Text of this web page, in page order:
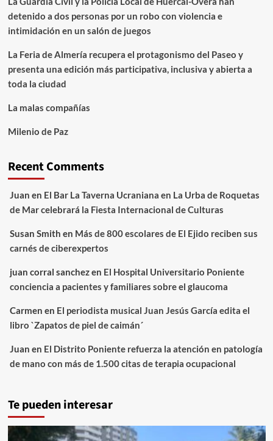
detenido a dos personas por un robo con violencia e
intimidación en un salón de juegos
La Feria de Almería recupera el protagonismo del Paseo y
presenta una edición más participativa, inclusiva y abierta a
toda la ciudad
La malas compañías
Milenio de Paz
Recent Comments
Juan en El Bar La Taverna Ucraniana en La Urba de Roquetas
de Mar celebrará la Fiesta Internacional de Culturas
Susan Smith en Más de 800 escolares de El Ejido reciben sus
carnés de ciberexpertos
juan corral sanchezen El Hospital Universitario Poniente
conciencia a pacientes y familiares sobre el glaucoma
Carmen en El periodista musical Juan Jesús García edita el
libro `Zapatos de piel de caimán´
Juan en El Distrito Poniente refuerza la atención en patología
de mano con más de 1.500 citas de terapia ocupacional
Te pueden interesar